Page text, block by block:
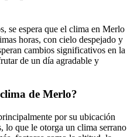
se espera que el clima en Merlo
horas, con cielo despejado y
cambios significativos en la
de un día agradable y
de Merlo?
por su ubicación
lo que le otorga un clima serrano